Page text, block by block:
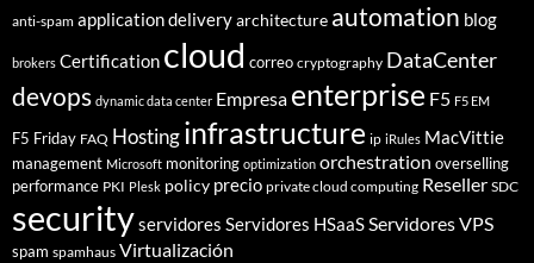
anti-spam application deliveryarchitecture automation blog
brokers Certification cloud correo cryptography DataCenter
devops dynamic data center Empresa enterprise F5 F5 EM
F5 Friday FAQ Hostinginfrastructure ip iRules MacVittie
management Microsoft monitoring optimization orchestration overselling
performance PKI Plesk policy precio private cloud computing Reseller SDC
securityservidores Servidores HSaaSServidores VPS
spam spamhaus Virtualización